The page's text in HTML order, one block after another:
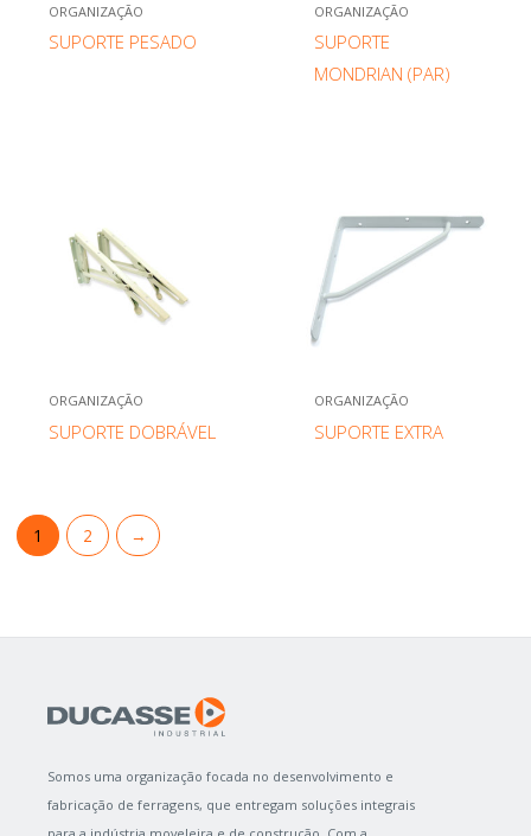
ORGANIZAÇÃO
SUPORTE PESADO
ORGANIZAÇÃO
SUPORTE
MONDRIAN (PAR)
ORGANIZAÇÃO
SUPORTE DOBRÁVEL
ORGANIZAÇÃO
SUPORTE EXTRA
1 2 →
Somos uma organização focada no desenvolvimento e
fabricação de ferragens, que entregam soluções integrais